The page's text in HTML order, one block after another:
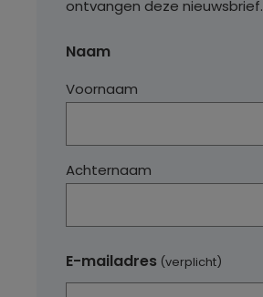
ontvangen deze nieuwsbrief.
Naam
Voornaam
Achternaam
E-mailadres (verplicht)